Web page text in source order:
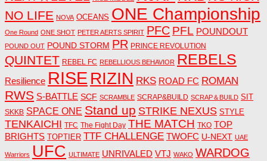
NO LIFE NOVA OCEANS ONE Championship
One Round ONE SHOT PETER AERTS SPIRIT PFC PFL POUNDOUT
POUND OUT POUND STORM PR PRINCE REVOLUTION
QUINTET REBEL FC REBELLIOUS BEHAVIOR REBELS
Resilience RISE RIZIN RKS ROAD FC ROMAN
RWS S-BATTLE SCF SCRAMBLE SCRAP&BUILD SCRAP＆BUILD SIT
SKKB SPACE ONE Stand up STRIKE NEXUS STYLE
TENKAICHI TFC The Fight Day THE MATCH TKO TOP
BRIGHTS TOPTIER TTF CHALLENGE TWOFC U-NEXT UAE
Warriors UFC ULTIMATE UNRIVALED VTJ WAKO WARDOG